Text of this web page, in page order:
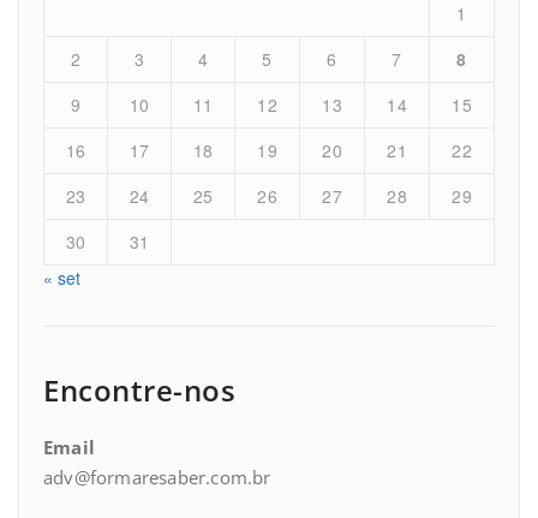
1
2
3 4 5 6 7
8
9
10 11 12 13 14
15
16
17 18 19 20 21
22
23
24 25 26 27 28
29
30
31
« set
Encontre-nos
Email
adv@formaresaber.com.br